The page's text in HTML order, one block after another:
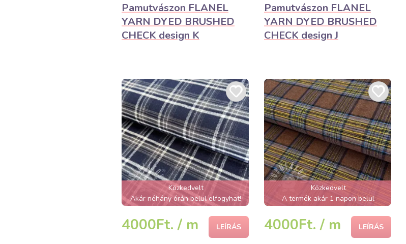
Pamutvászon FLANEL
YARN DYED BRUSHED
CHECK design K
Pamutvászon FLANEL
YARN DYED BRUSHED
CHECK design J
Közkedvelt
Akár néhány órán belül elfogyhat!
4000Ft. / m LEÍRÁS
Közkedvelt
A termék akár 1 napon belül
elfogyhat!
4000Ft. / m LEÍRÁS